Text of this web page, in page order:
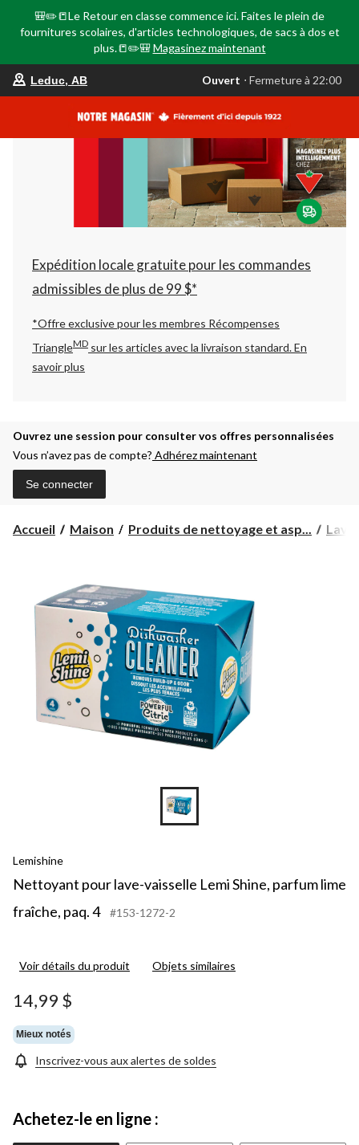
🎒✏️📒Le Retour en classe commence ici. Faites le plein de
fournitures scolaires, d'articles technologiques, de sacs à dos et
plus.📒✏️🎒 Magasinez maintenant
votre
est
AB,
Ouvert,
Fermeture
à
22:00
changer
Leduc, AB Ouvert ⋅ Fermeture à 22:00
Expédition locale gratuite pour les commandes
admissibles de plus de 99 $*
*Offre exclusive pour les membres Récompenses
TriangleMD sur les articles avec la livraison standard.En
savoir plus
Ouvrez une session pour consulter vos offres personnalisées
Vous n’avez pas de compte? Adhérez maintenant
Se connecter
Accueil Maison Produits de nettoyage et asp...
Lemishine
Nettoyant pour lave-vaisselle Lemi Shine, parfum lime
fraîche, paq. 4
#153-1272-2
Voir détails du produit Objets similaires
14,99 $
Mieux notés
Inscrivez-vous aux alertes de soldes
Achetez-le en ligne :